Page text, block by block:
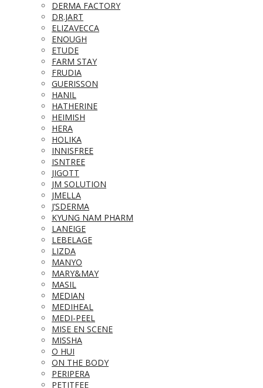
DERMA FACTORY
DR.JART
ELIZAVECCA
ENOUGH
ETUDE
FARM STAY
FRUDIA
GUERISSON
HANIL
HATHERINE
HEIMISH
HERA
HOLIKA
INNISFREE
ISNTREE
JIGOTT
JM SOLUTION
JMELLA
J’SDERMA
KYUNG NAM PHARM
LANEIGE
LEBELAGE
LIZDA
MANYO
MARY&MAY
MASIL
MEDIAN
MEDIHEAL
MEDI-PEEL
MISE EN SCENE
MISSHA
O HUI
ON THE BODY
PERIPERA
PETITFEE